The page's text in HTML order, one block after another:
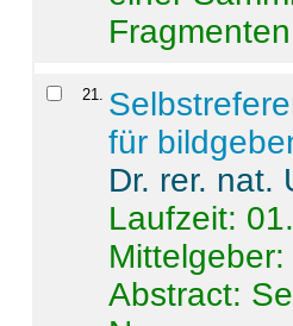
21
für
Dr. rer. nat.
Laufzeit:
Abstract: